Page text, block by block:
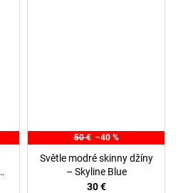
50 € –40 %
Světle modré skinny džíny
– Skyline Blue
30 €